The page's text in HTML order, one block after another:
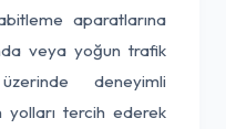
aparatlarına
veya yoğun trafik
deneyimli
tercih ederek